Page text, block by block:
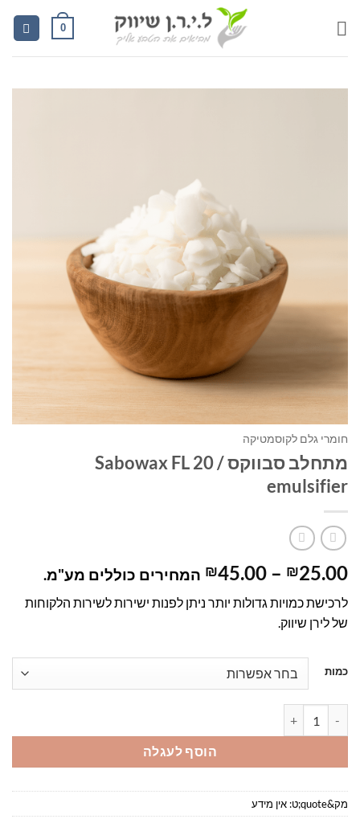
0
חומרי גלם לקוסמטיקה
מתחלב סבווקס / Sabowax FL 20
emulsifier
₪25.00
–
₪45.00
טווח
מחירים:
המחירים כוללים מע"מ.
לרכישת כמויות גדולות יותר ניתן לפנות ישירות לשירות הלקוחות
של לירן שיווק.
כמות
הוסף לעגלה
מק&quote;ט:
אין מידע